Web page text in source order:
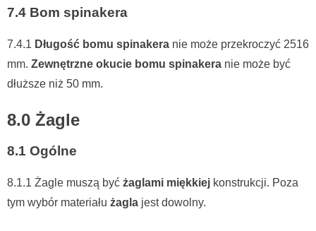
7.4 Bom spinakera
7.4.1 Długość bomu spinakera nie może przekroczyć 2516
mm. Zewnętrzne okucie bomu spinakera nie może być
dłuższe niż 50 mm.
8.0 Żagle
8.1 Ogólne
8.1.1 Żagle muszą być żaglami miękkiej konstrukcji. Poza
tym wybór materiału żagla jest dowolny.